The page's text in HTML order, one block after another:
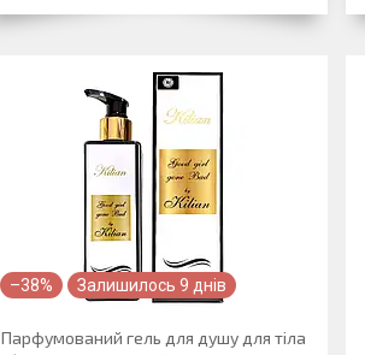
–38% Залишилось 9 днів
Парфумований гель для душу для тіла